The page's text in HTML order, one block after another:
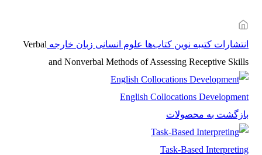
انتشارات کتیبه نوین کتاب‌ها علوم انسانی زبان خارجه Verbal
and Nonverbal Methods of Assessing Receptive Skills
English Collocations Development
بازگشت به محصولات
Task-Based Interpreting